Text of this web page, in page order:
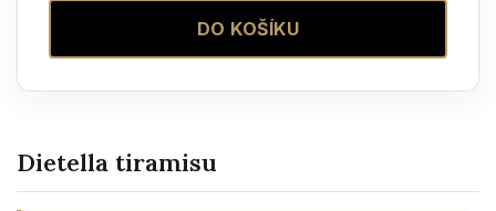
DO KOŠÍKU
Dietella tiramisu